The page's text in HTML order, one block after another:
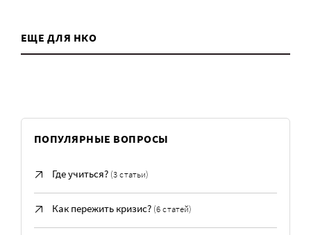
ЕЩЕ ДЛЯ НКО
ПОПУЛЯРНЫЕ ВОПРОСЫ
Где учиться? (3 статьи)
Как пережить кризис? (6 статей)